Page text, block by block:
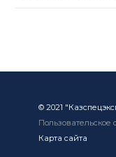
© 2021
Пользовательское
Карта сайта